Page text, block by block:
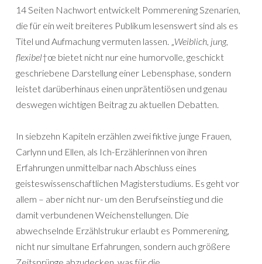
14 Seiten Nachwort entwickelt Pommerening Szenarien,
die für ein weit breiteres Publikum lesenswert sind als es
Titel und Aufmachung vermuten lassen. „Weiblich, jung,
flexibel†œ bietet nicht nur eine humorvolle, geschickt
geschriebene Darstellung einer Lebensphase, sondern
leistet darüberhinaus einen unprätentiösen und genau
deswegen wichtigen Beitrag zu aktuellen Debatten.
In siebzehn Kapiteln erzählen zwei fiktive junge Frauen,
Carlynn und Ellen, als Ich-Erzählerinnen von ihren
Erfahrungen unmittelbar nach Abschluss eines
geisteswissenschaftlichen Magisterstudiums. Es geht vor
allem – aber nicht nur- um den Berufseinstieg und die
damit verbundenen Weichenstellungen. Die
abwechselnde Erzählstrukur erlaubt es Pommerening,
nicht nur simultane Erfahrungen, sondern auch größere